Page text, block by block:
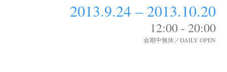
2013.9.24 – 2013.10.20
12:00 - 20:00
会期中無休／DAILY OPEN